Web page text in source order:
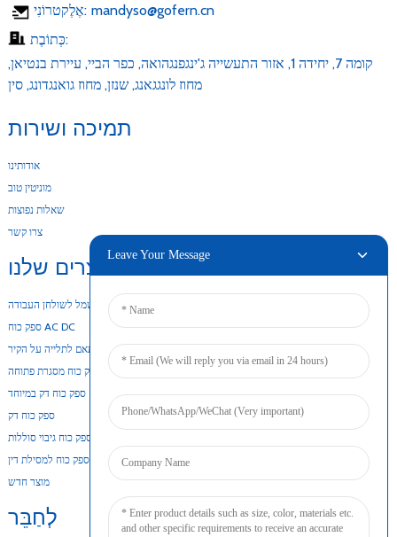
אֶלֶקטרוֹנִי: mandyso@gofern.cn
כְּתוֹבֶת:
קומה 7, יחידה 1, אזור התעשייה ג'ינגפנגהואה, כפר הביי, עיירת בנטיאן,
מחוז לונגגאנג, שנזן, מחוז גואנגדונג, סין
תמיכה ושירות
אודותינו
מוניטין טוב
שאלות נפוצות
צרו קשר
המוצרים שלנו
מתאם חשמל לשולחן העבודה
ספק כוח AC DC
מתאם לתלייה על הקיר
ספק כוח מסגרת פתוחה
ספק כוח דק במיוחד
ספק כוח דק
ספק כוח גיבוי סוללות
ספק כוח למסילת דין
מוצר חדש
לְחַבֵּר
Leave Your Message